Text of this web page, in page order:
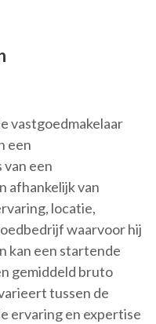
vastgoedmakelaar
een
van een
afhankelijk van
locatie,
waarvoor hij
kan een startende
gemiddeld bruto
tussen de
ervaring en expertise